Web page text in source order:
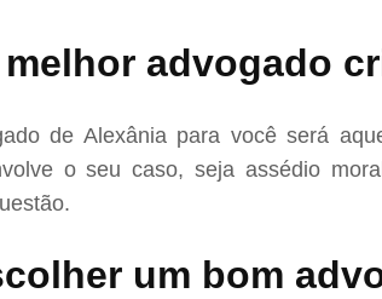
advogado
de Alexânia para você será
o seu caso, seja assédio
um bom